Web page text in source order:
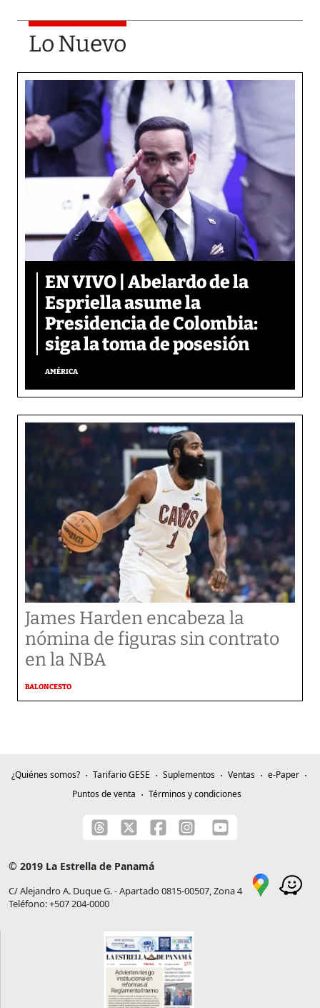
Lo Nuevo
EN VIVO | Abelardo de la
Espriella asume la
Presidencia de Colombia:
siga la toma de posesión
AMÉRICA
James Harden encabeza la
nómina de figuras sin contrato
en la NBA
BALONCESTO
¿Quiénes somos? Tarifario GESE Suplementos Ventas
e-Paper
Puntos de venta
Términos y condiciones
© 2019 La Estrella de Panamá
C/ Alejandro A. Duque G. - Apartado 0815-00507, Zona 4
Teléfono: +507 204-0000